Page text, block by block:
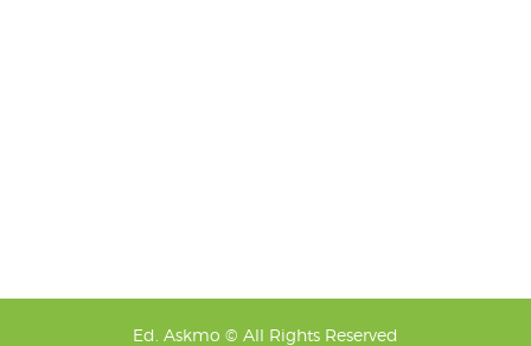
Ed. Askmo © All Rights Reserved